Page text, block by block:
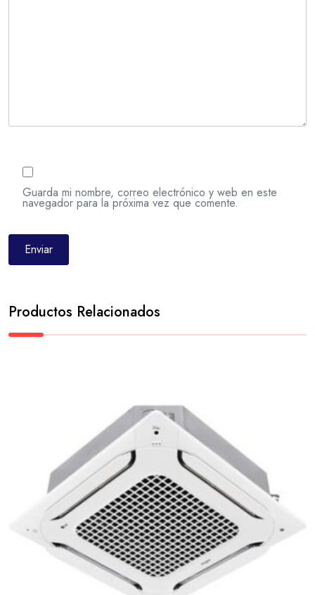
Guarda mi nombre, correo electrónico y web en este
navegador para la próxima vez que comente.
Productos Relacionados